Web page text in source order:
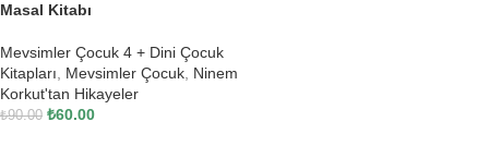
Masal Kitabı
Mevsimler Çocuk 4 + Dini Çocuk
Kitapları
Mevsimler Çocuk Ninem
Korkut'tan Hikayeler
₺90.00 ₺60.00